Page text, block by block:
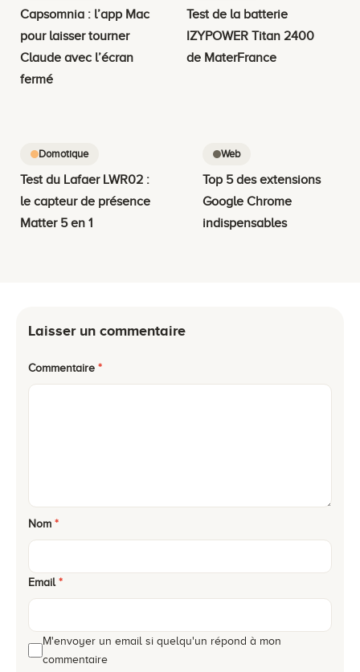
Capsomnia : l’app Mac
pour laisser tourner
Claude avec l’écran
fermé
Test de la batterie
IZYPOWER Titan 2400
de MaterFrance
Domotique
Test du Lafaer LWR02 :
le capteur de présence
Matter 5 en 1
Web
Top 5 des extensions
Google Chrome
indispensables
Laisser un commentaire
Commentaire *
Nom *
Email *
M'envoyer un email si quelqu'un répond à mon
commentaire